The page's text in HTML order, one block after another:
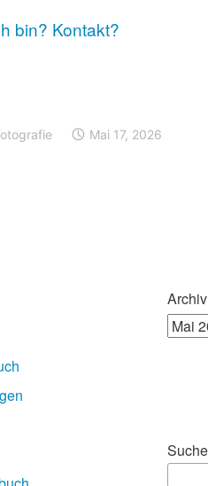
bin? Kontakt?
Mai 17, 2026
Archiv